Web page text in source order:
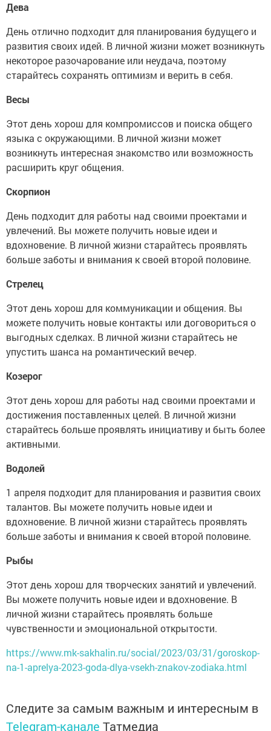
Дева
День отлично подходит для планирования будущего и
развития своих идей. В личной жизни может возникнуть
некоторое разочарование или неудача, поэтому
старайтесь сохранять оптимизм и верить в себя.
Весы
Этот день хорош для компромиссов и поиска общего
языка с окружающими. В личной жизни может
возникнуть интересная знакомство или возможность
расширить круг общения.
Скорпион
День подходит для работы над своими проектами и
увлечений. Вы можете получить новые идеи и
вдохновение. В личной жизни старайтесь проявлять
больше заботы и внимания к своей второй половине.
Стрелец
Этот день хорош для коммуникации и общения. Вы
можете получить новые контакты или договориться о
выгодных сделках. В личной жизни старайтесь не
упустить шанса на романтический вечер.
Козерог
Этот день хорош для работы над своими проектами и
достижения поставленных целей. В личной жизни
старайтесь больше проявлять инициативу и быть более
активными.
Водолей
1 апреля подходит для планирования и развития своих
талантов. Вы можете получить новые идеи и
вдохновение. В личной жизни старайтесь проявлять
больше заботы и внимания к своей второй половине.
Рыбы
Этот день хорош для творческих занятий и увлечений.
Вы можете получить новые идеи и вдохновение. В
личной жизни старайтесь проявлять больше
чувственности и эмоциональной открытости.
https://www.mk-sakhalin.ru/social/2023/03/31/goroskop-
na-1-aprelya-2023-goda-dlya-vsekh-znakov-zodiaka.html
Следите за самым важным и интересным в
Telegram-канале Татмедиа